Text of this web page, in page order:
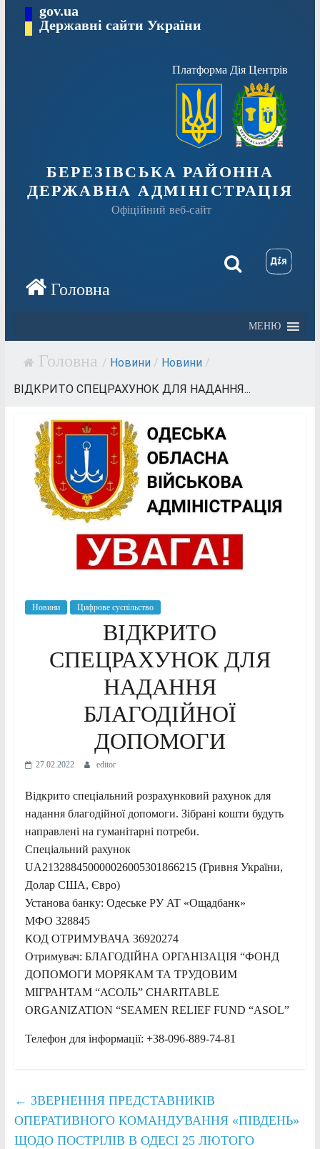
Перейтиgov.ua
Державні сайти України
Платформа Дія Центрів
БЕРЕЗІВСЬКА РАЙОННА
ДЕРЖАВНА АДМІНІСТРАЦІЯ
Офіційний веб-сайт
МЕНЮ
/ Новини / Новини /
ВІДКРИТО СПЕЦРАХУНОК ДЛЯ НАДАННЯ...
Новини Цифрове суспільство
ВІДКРИТО
СПЕЦРАХУНОК ДЛЯ
НАДАННЯ
БЛАГОДІЙНОЇ
ДОПОМОГИ
27.02.2022 editor
Відкрито спеціальний розрахунковий рахунок для
надання благодійної допомоги. Зібрані кошти будуть
направлені на гуманітарні потреби.
Спеціальний рахунок
UA213288450000026005301866215 (Гривня України,
Долар США, Євро)
Установа банку: Одеське РУ AT «Ощадбанк»
МФО 328845
КОД ОТРИМУВАЧА 36920274
Отримувач: БЛАГОДІЙНА ОРГАНІЗАЦІЯ “ФОНД
ДОПОМОГИ МОРЯКАМ ТА ТРУДОВИМ
МІГРАНТАМ “АСОЛЬ” CHARITABLE
ORGANIZATION “SEAMEN RELIEF FUND “ASOL”
Телефон для інформації: +38-096-889-74-81
← ЗВЕРНЕННЯ ПРЕДСТАВНИКІВ
ОПЕРАТИВНОГО КОМАНДУВАННЯ «ПІВДЕНЬ»
ЩОДО ПОСТРІЛІВ В ОДЕСІ 25 ЛЮТОГО